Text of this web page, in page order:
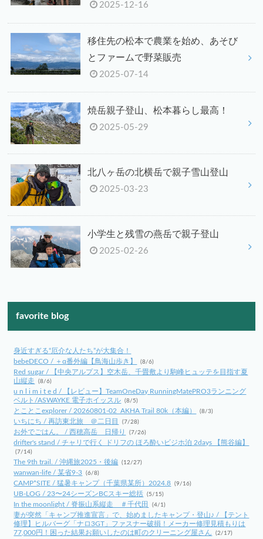
2025-12-16
移住先の松本で農業を始め、あそび
とファームで野菜販売
2025-07-14
焼岳親子登山、松本暮らし最高！
2025-05-29
北八ヶ岳の北横岳で親子雪山登山
2025-03-23
小学生と残雪の燕岳で親子登山
2025-02-26
favorite blog
身近すぎる“厄介な人たち”が大集合！
bebeDECO / ＋α番外編【鳥海山歩き】
(8/6)
Red sugar / 【中央アルプス】空木岳、千畳敷より駒峰ヒュッテを目指す夏
山縦走
(8/6)
u n l i m i t e d / 【レビュー】TeamOneDay RunningMatePRO3ランニング
ベルト/ASWAYKE 電子ホイッスル (8/5)
とことこexplorer / 20260801-02_AKHA Trail 80k（本編） (8/3)
いちにち / 再訪東北旅 ＠二日目 (7/28)
お外でごはん。 / 西穂高岳 日帰り (7/26)
drifter's stand / チャリで行く ドリフの ほろ酔いビジホ泊 2days 【熊谷編】
(7/14)
The 9th trail. / 沖縄旅2025・後編 (12/27)
wanwan-life / 某省9-3 (6/8)
CAMP*SITE / 猛暑キャンプ（千葉県某所）2024.8 (9/16)
UB-LOG / 23〜24シーズンBCスキー総括 (5/15)
In the moonlight / 脊振山系縦走 ＃千代田 (4/1)
妻が突然「キャンプ推進宣言」で、始めましたキャンプ・登山♪ / 【テント
修理】ヒルバーグ「ナロ3GT」ファスナー破損！メーカー修理見積もりは
77,000円！困った結果お願いしたのは町のクリーニング屋さん
(2/17)